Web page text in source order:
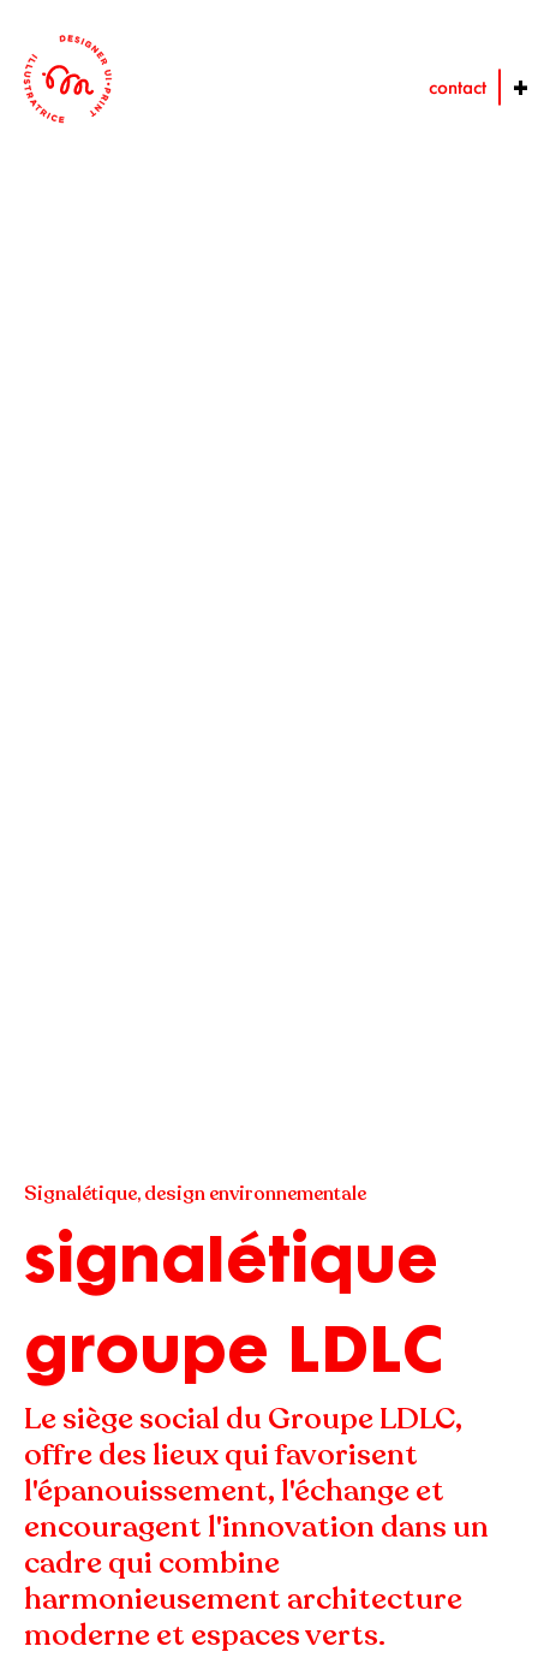
contact +
Signalétique, design environnementale
signalétique
groupe LDLC
Le siège social du Groupe LDLC,
offre des lieux qui favorisent
l'épanouissement, l'échange et
encouragent l'innovation dans un
cadre qui combine
harmonieusement architecture
moderne et espaces verts.